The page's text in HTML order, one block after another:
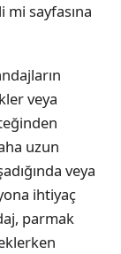
mi sayfasına
veya
uzun
veya
ihtiyaç
parmak